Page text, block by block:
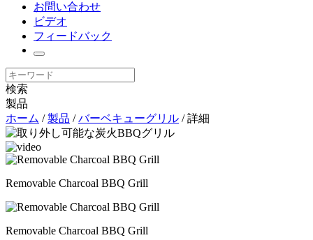
お問い合わせ
ビデオ
フィードバック
検索
製品
ホーム /製品 /バーベキューグリル / 詳細
Removable Charcoal BBQ Grill
Removable Charcoal BBQ Grill